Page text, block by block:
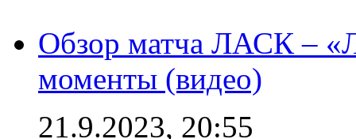
Обзор матча ЛАСК –
моменты (видео)
21.9.2023, 20:55